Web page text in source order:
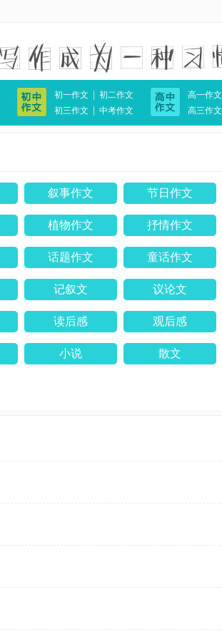
初一作文
初二作文
初三作文
中考作文
高一作文
高三作文
叙事作文 节日作文
植物作文 抒情作文
话题作文 童话作文
记叙文 议论文
读后感 观后感
小说 散文